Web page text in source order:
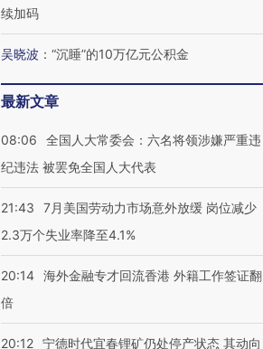
续加码
吴晓波 ： “沉睡”的10万亿元公积金
最新文章
08:06
全国人大常委会：六名将领涉嫌严重违
纪违法 被罢免全国人大代表
21:43
7月美国劳动力市场意外放缓 岗位减少
2.3万个失业率降至4.1%
20:14 海外金融专才回流香港 外籍工作签证翻
倍
20:12 宁德时代宜春锂矿仍处停产状态 其动向